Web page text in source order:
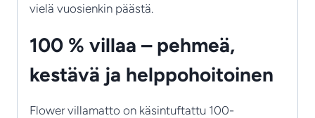
vielä vuosienkin päästä.
100 % villaa – pehmeä,
kestävä ja helppohoitoinen
Flower villamatto on käsintuftattu 100-